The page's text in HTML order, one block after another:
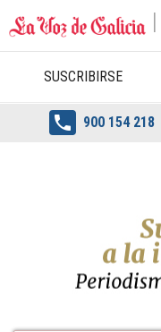
SUSCRIBIRSE
 900 154 218